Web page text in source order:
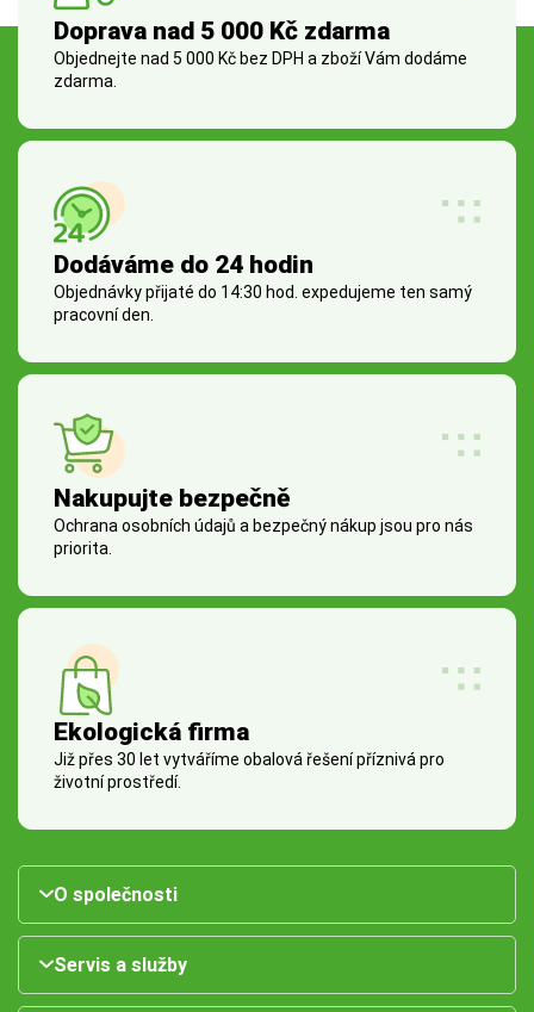
Doprava nad 5 000 Kč zdarma
Objednejte nad 5 000 Kč bez DPH a zboží Vám dodáme
zdarma.
Dodáváme do 24 hodin
Objednávky přijaté do 14:30 hod. expedujeme ten samý
pracovní den.
Nakupujte bezpečně
Ochrana osobních údajů a bezpečný nákup jsou pro nás
priorita.
Ekologická firma
Již přes 30 let vytváříme obalová řešení příznivá pro
životní prostředí.
O společnosti
Servis a služby